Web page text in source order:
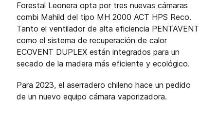
Forestal Leonera opta por tres nuevas cámaras
combi Mahild del tipo MH 2000 ACT HPS Reco.
Tanto el ventilador de alta eficiencia PENTAVENT
como el sistema de recuperación de calor
ECOVENT DUPLEX están integrados para un
secado de la madera más eficiente y ecológico.
Para 2023, el aserradero chileno hace un pedido
de un nuevo equipo cámara vaporizadora.